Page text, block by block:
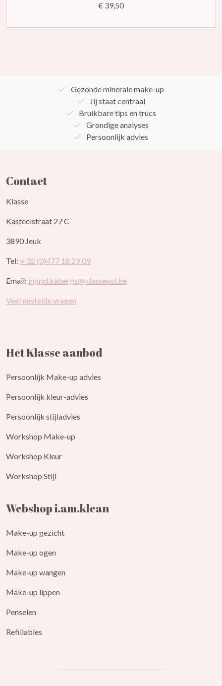
€ 39,50
Gezonde minerale make-up
Jij staat centraal
Bruikbare tips en trucs
Grondige analyses
Persoonlijk advies
Contact
Klasse
Kasteelstraat 27 C
3890 Jeuk
Tel: + 32 (0)477 18 29 09
Email: ingrid.kabergs@klassevol.be
Veel gestelde vragen
Het Klasse aanbod
Persoonlijk Make-up advies
Persoonlijk kleur-advies
Persoonlijk stijladvies
Workshop Make-up
Workshop Kleur
Workshop Stijl
Webshop i.am.klean
Make-up gezicht
Make-up ogen
Make-up wangen
Make-up lippen
Penselen
Refillables